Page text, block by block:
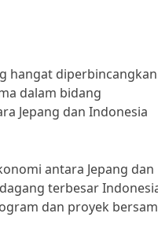
hangat diperbincangkan
dalam bidang
Jepang dan Indonesia
antara Jepang dan
terbesar
dan proyek